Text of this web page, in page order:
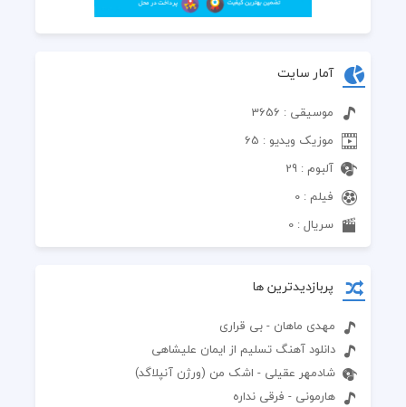
آمار سایت
موسیقی : 3656
موزیک ویدیو : 65
آلبوم : 29
فیلم : 0
سریال : 0
پربازدیدترین ها
مهدی ماهان - بی قراری
دانلود آهنگ تسلیم از ایمان علیشاهی
شادمهر عقیلی - اشک من (ورژن آنپلاگد)
هارمونی - فرقی نداره